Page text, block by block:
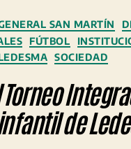
Categorías
SAN MARTÍN
FÚTBOL
SOCIEDAD
de